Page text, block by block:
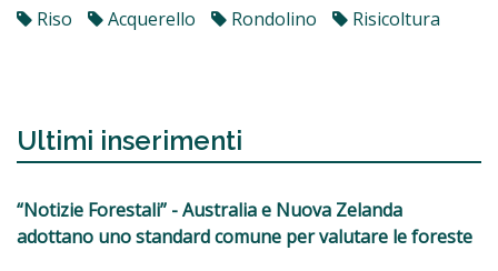
Riso Acquerello Rondolino Risicoltura
Ultimi inserimenti
“Notizie Forestali” - Australia e Nuova Zelanda
adottano uno standard comune per valutare le foreste